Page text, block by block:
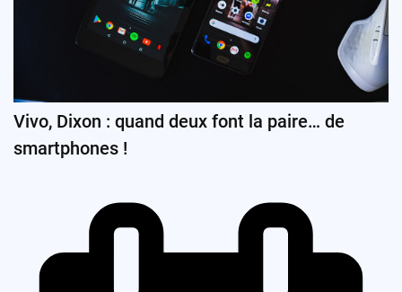
Vivo, Dixon : quand deux font la paire… de
smartphones !